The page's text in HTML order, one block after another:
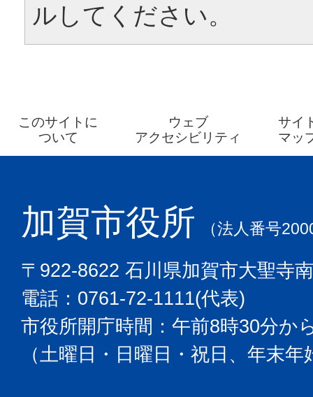
ルしてください。
このサイトに
ついて
ウェブ
アクセシビリティ
サイ
マッ
加賀市役所 （法人番号
〒922-8622 石川県加賀市大聖寺
電話：0761-72-1111(代表)
市役所開庁時間：午前8時30分か
（土曜日・日曜日・祝日、年末